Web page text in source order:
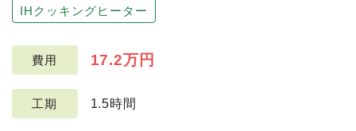
IHクッキングヒーター
費用 17.2万円
工期 1.5時間